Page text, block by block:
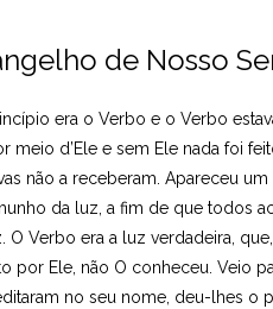
de Nosso
era o Verbo e o Verbo
meio d’Ele e sem Ele nada foi
não a receberam. Apareceu
da luz, a fim de que todos
O Verbo era a luz verdadeira,
por Ele, não O conheceu. Veio
no seu nome, deu-lhes o